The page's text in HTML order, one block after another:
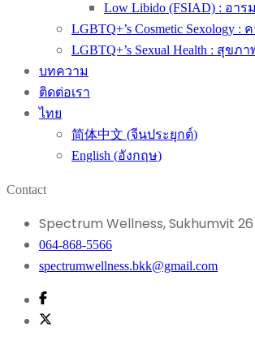
Low Libido (FSIAD) : อา
LGBTQ+’s Cosmetic Sexology
LGBTQ+’s Sexual Health : สุขภ
บทความ
ติดต่อเรา
ไทย
简体中文 (จีนประยุกต์)
English (อังกฤษ)
Contact
Spectrum Wellness, Sukhumvit 26
064-868-5566
spectrumwellness.bkk@gmail.com